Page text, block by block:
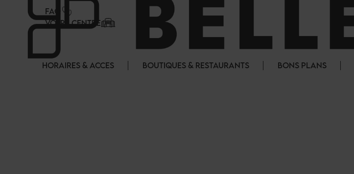
FAQ
VOTRE CENTRE
HORAIRES & ACCES BOUTIQUES & RESTAURANTS BONS PLANS
Panneau de gestion des cookies